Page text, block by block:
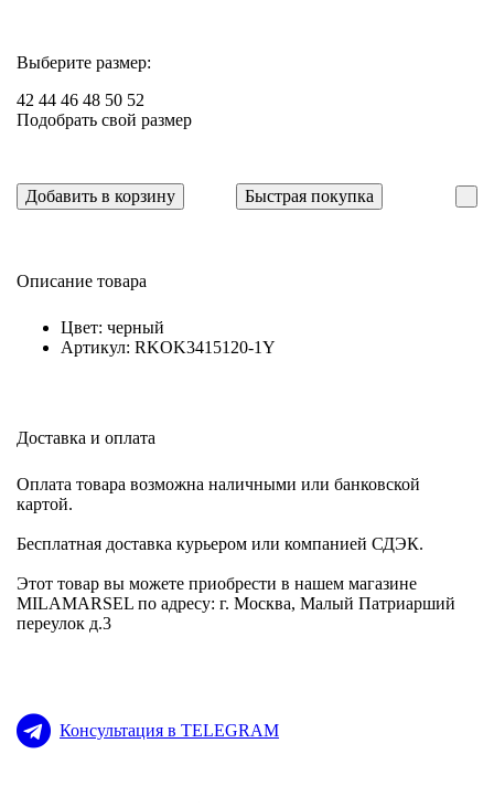
Выберите размер:
42 44 46 48 50 52
Подобрать свой размер
Добавить в корзину Быстрая покупка
Описание товара
Цвет: черный
Артикул: RKOK3415120-1Y
Доставка и оплата
Оплата товара возможна наличными или банковской
картой.
Бесплатная доставка курьером или компанией СДЭК.
Этот товар вы можете приобрести в нашем магазине
MILAMARSEL по адресу: г. Москва, Малый Патриарший
переулок д.3
Консультация в TELEGRAM